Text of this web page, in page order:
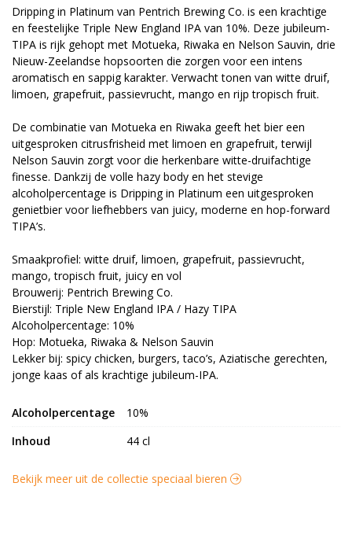
Dripping in Platinum van Pentrich Brewing Co. is een krachtige
en feestelijke Triple New England IPA van 10%. Deze jubileum-
TIPA is rijk gehopt met Motueka, Riwaka en Nelson Sauvin, drie
Nieuw-Zeelandse hopsoorten die zorgen voor een intens
aromatisch en sappig karakter. Verwacht tonen van witte druif,
limoen, grapefruit, passievrucht, mango en rijp tropisch fruit.
De combinatie van Motueka en Riwaka geeft het bier een
uitgesproken citrusfrisheid met limoen en grapefruit, terwijl
Nelson Sauvin zorgt voor die herkenbare witte-druifachtige
finesse. Dankzij de volle hazy body en het stevige
alcoholpercentage is Dripping in Platinum een uitgesproken
genietbier voor liefhebbers van juicy, moderne en hop-forward
TIPA’s.
Smaakprofiel: witte druif, limoen, grapefruit, passievrucht,
mango, tropisch fruit, juicy en vol
Brouwerij: Pentrich Brewing Co.
Bierstijl: Triple New England IPA / Hazy TIPA
Alcoholpercentage: 10%
Hop: Motueka, Riwaka & Nelson Sauvin
Lekker bij: spicy chicken, burgers, taco’s, Aziatische gerechten,
jonge kaas of als krachtige jubileum-IPA.
Alcoholpercentage
10%
Inhoud
44 cl
Bekijk meer uit de collectie speciaal bieren